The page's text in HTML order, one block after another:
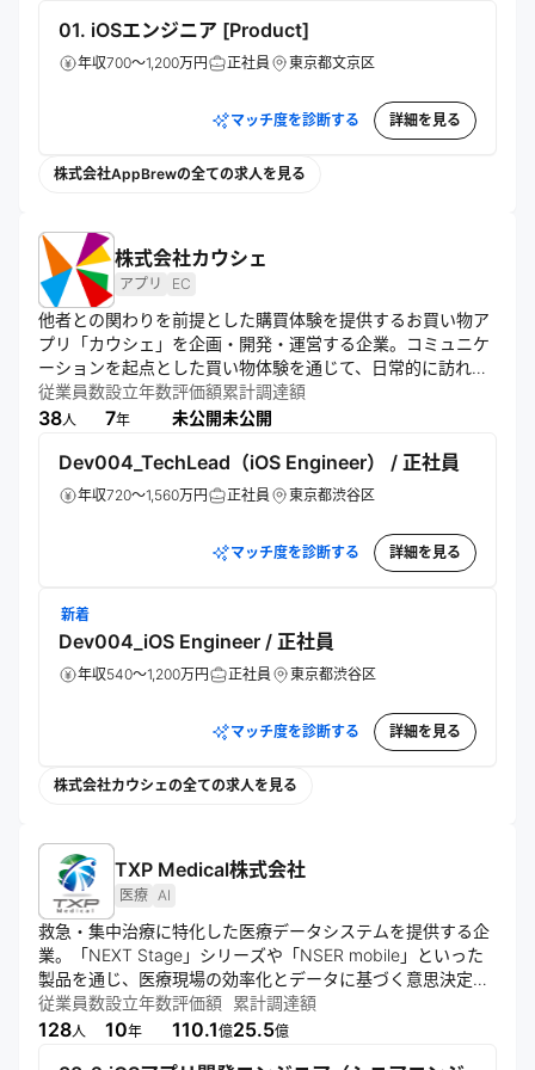
01. iOSエンジニア [Product]
年収700～1,200万円 正社員 東京都文京区
マッチ度を診断する 詳細を見る
株式会社AppBrewの全ての求人を見る
株式会社カウシェ
アプリ EC
他者との関わりを前提とした購買体験を提供するお買い物ア
プリ「カウシェ」を企画・開発・運営する企業。コミュニケ
ーションを起点とした買い物体験を通じて、日常的に訪れた
くなる場を創出する。流通と人のつながりを再設計し、新し
い生活圏のカタチをつくることを目指している。
従業員数
38人
設立年数
7年
評価額
未公開
累計調達額
未公開
Dev004_TechLead（iOS Engineer） / 正社員
年収720～1,560万円 正社員 東京都渋谷区
マッチ度を診断する 詳細を見る
新着
Dev004_iOS Engineer / 正社員
年収540～1,200万円 正社員 東京都渋谷区
マッチ度を診断する 詳細を見る
株式会社カウシェの全ての求人を見る
TXP Medical株式会社
医療 AI
救急・集中治療に特化した医療データシステムを提供する企
業。「NEXT Stage」シリーズや「NSER mobile」といった
製品を通じ、医療現場の効率化とデータに基づく意思決定を
支援する。医療AI開発や臨床研究支援も手掛け、医療の質向
上と患者アウトカム改善に貢献している。
従業員数
128人
設立年数
10年
評価額
110.1億
累計調達額
25.5億